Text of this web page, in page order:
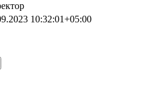
10:32:01+05:00